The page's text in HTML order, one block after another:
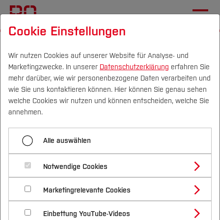
Campus Personen DE|EN Quicklinks
Studium
Studienangebote
Bachelorstudiengänge
Masterstudiengänge
Vor dem Studium
Bewerben & Einschreiben
Bewerbungsportal
Im Studium
Studienbüros und Prüfungen
Nach dem Studium
Forschung & Transfer
Profil
Forschungs- und Transferprofil
Schwerpunkte (FuT)
Beratung & Förderung
Nachhaltigkeit
Nachhaltigkeit studieren
International
Studienzweifel
Downloads Studienzweifel
Menü aufklappen
Prävention
Veranstaltungen Studienzweifel
Projektinformation
Downloads Studienzweifel
Informationen zum Download
Hier finden Sie die Präsentationen der
Veranstaltung "Zweifel am Studium" zu den
jeweiligen Unterstützungsangeboten:
Cookie Einstellungen
Wir nutzen Cookies auf unserer Website für Analyse- und
Marketingzwecke. In unserer Datenschutzerklärung erfahren Sie
mehr darüber, wie wir personenbezogene Daten verarbeiten und
wie Sie uns kontaktieren können. Hier können Sie genau sehen
welche Cookies wir nutzen und können entscheiden, welche Sie
annehmen.
Alle auswählen
Notwendige Cookies
Marketingrelevante Cookies
Einbettung YouTube-Videos